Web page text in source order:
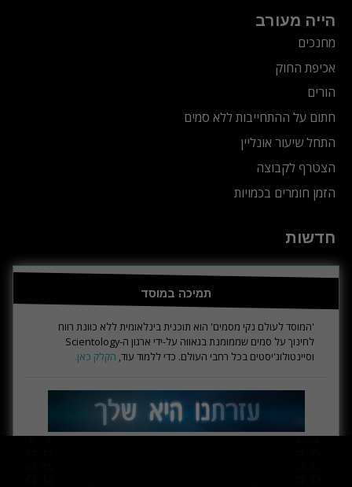
הייה מעורב
מחנכים
אכיפת החוק
הורים
חתום על ההתחייבות ללא סמים
התחל שיעור אונליין
הצטרף לקבוצה
הזמן חומרים בכמויות
חדשות
תמיכה במוסד
'המוסד לעולם נקי מסמים' הוא תוכנית בינלאומית ללא כוונת רווח
לחינוך על סמים שממומנת בגאווה על-ידי ארגון ה-Scientology
וסיינטולוג'יסטים בכל רחבי העולם. כדי ללמוד עוד, הקלק כאן.